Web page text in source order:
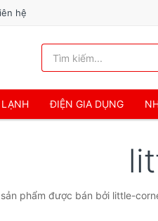
hệ
ĐIỆN GIA DỤNG
phẩm được bán bởi little-